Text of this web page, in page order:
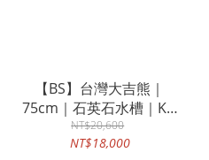
【BS】台灣大吉熊｜
75cm｜石英石水槽｜KL-
Q7075-B｜KL-Q7075-G｜
KL-Q7075-O
NT$20,600
NT$18,000